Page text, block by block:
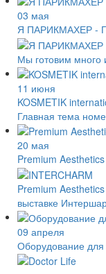
03 мая
Я ПАРИКМАХЕР -
Мы готовим много
11 июня
KOSMETIK
Главная тема
20 мая
Premium
Premium
выставке
09 апреля
Оборудование для